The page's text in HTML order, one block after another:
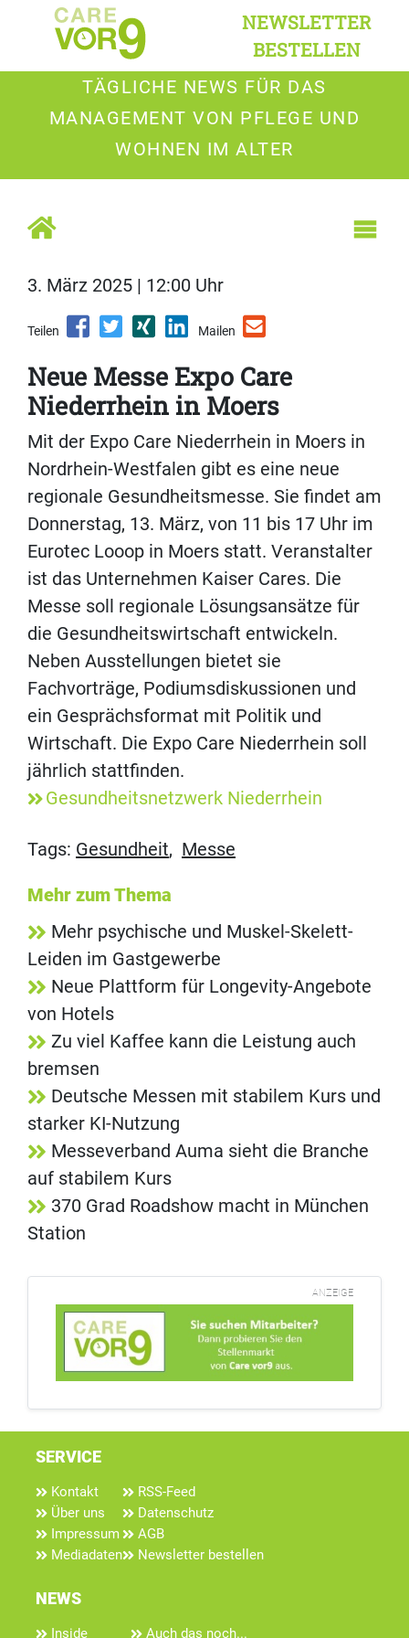
NEWSLETTER
BESTELLEN
TÄGLICHE NEWS FÜR DAS
MANAGEMENT VON PFLEGE UND
WOHNEN IM ALTER
3. März 2025 | 12:00 Uhr
Teilen Mailen
Neue Messe Expo Care
Niederrhein in Moers
Mit der Expo Care Niederrhein in Moers in
Nordrhein-Westfalen gibt es eine neue
regionale Gesundheitsmesse. Sie findet am
Donnerstag, 13. März, von 11 bis 17 Uhr im
Eurotec Looop in Moers statt. Veranstalter
ist das Unternehmen Kaiser Cares. Die
Messe soll regionale Lösungsansätze für
die Gesundheitswirtschaft entwickeln.
Neben Ausstellungen bietet sie
Fachvorträge, Podiumsdiskussionen und
ein Gesprächsformat mit Politik und
Wirtschaft. Die Expo Care Niederrhein soll
jährlich stattfinden.
Gesundheitsnetzwerk Niederrhein
Tags: Gesundheit, Messe
Mehr zum Thema
Mehr psychische und Muskel-Skelett-
Leiden im Gastgewerbe
Neue Plattform für Longevity-Angebote
von Hotels
Zu viel Kaffee kann die Leistung auch
bremsen
Deutsche Messen mit stabilem Kurs und
starker KI-Nutzung
Messeverband Auma sieht die Branche
auf stabilem Kurs
370 Grad Roadshow macht in München
Station
ANZEIGE
SERVICE
Kontakt
Über uns
Impressum
Mediadaten
RSS-Feed
Datenschutz
AGB
Newsletter bestellen
NEWS
Inside Auch das noch...